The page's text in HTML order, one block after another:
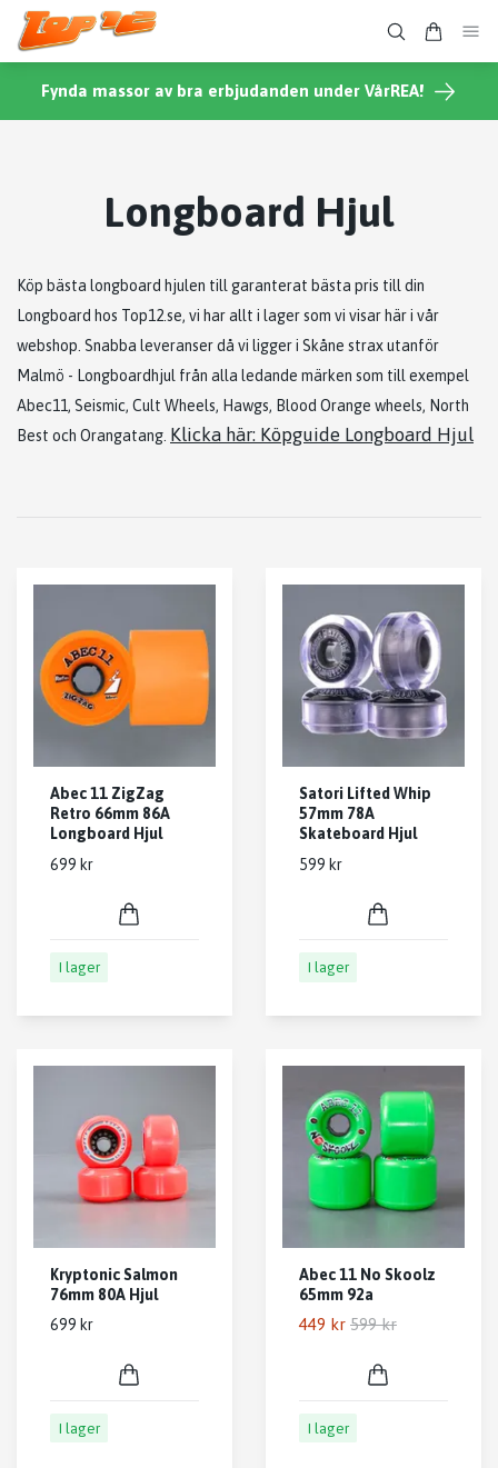
Fynda massor av bra erbjudanden under VårREA!
Longboard Hjul
Köp bästa longboard hjulen till garanterat bästa pris till din
Longboard hos Top12.se, vi har allt i lager som vi visar här i vår
webshop. Snabba leveranser då vi ligger i Skåne strax utanför
Malmö - Longboardhjul från alla ledande märken som till exempel
Abec11, Seismic, Cult Wheels, Hawgs, Blood Orange wheels, North
Best och Orangatang. Klicka här: Köpguide Longboard Hjul
Abec 11 ZigZag
Retro 66mm 86A
Longboard Hjul
699 kr
I lager
Satori Lifted Whip
57mm 78A
Skateboard Hjul
599 kr
I lager
Kryptonic Salmon
76mm 80A Hjul
699 kr
I lager
Abec 11 No Skoolz
65mm 92a
449 kr 599 kr
I lager